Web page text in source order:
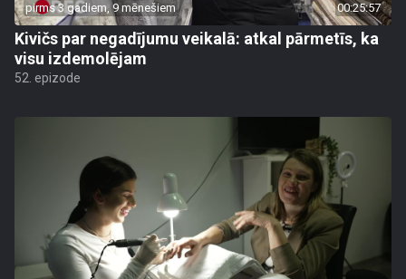
pirms 3 gadiem, 9 mēnešiem 00:25:57
Kivičs par negadījumu veikalā: atkal pārmetīs, ka
visu izdemolējam
52. epizode